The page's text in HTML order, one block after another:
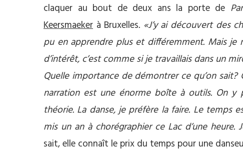
claquer au bout de deux ans la porte de
Keersmaeker à Bruxelles. «J’y ai découvert des
pu en apprendre plus et différemment. Mais je
d’intérêt, c’est comme si je travaillais dans un
Quelle importance de démontrer ce qu’on sait?
narration est une énorme boîte à outils. On
théorie. La danse, je préfère la faire. Le temps
mis un an à chorégraphier ce Lac d’une
sait, elle connaît le prix du temps pour une